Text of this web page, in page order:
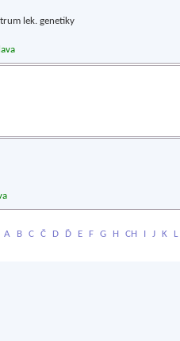
lek. genetiky
A B C Č D Ď E F G H CH I J K L